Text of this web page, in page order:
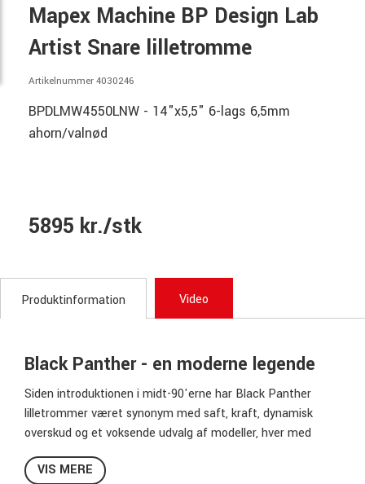
Mapex Machine BP Design Lab
Artist Snare lilletromme
Artikelnummer 4030246
BPDLMW4550LNW - 14"x5,5" 6-lags 6,5mm
ahorn/valnød
5895 kr./stk
Produktinformation Video
Black Panther - en moderne legende
Siden introduktionen i midt-90'erne har Black Panther
lilletrommer været synonym med saft, kraft, dynamisk
overskud og et voksende udvalg af modeller, hver med
fokus på specifikke lydmæssige aspekter. Navnet har bidt
sig fast blandt alt fra hobbymusikere til professionelle
VIS MERE